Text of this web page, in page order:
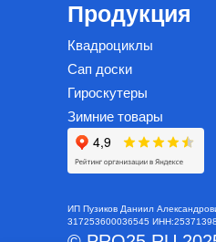
Сап доски
Квадроциклы
Гироскутеры
Продукция
Зимние товары
ИП Пузиков Даниил
317253600036545